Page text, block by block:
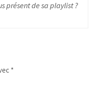
présent de sa playlist ?
*